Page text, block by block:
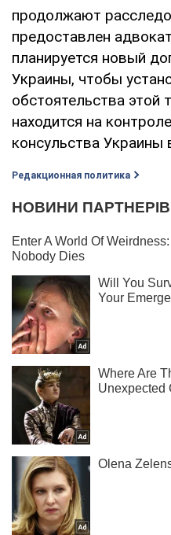
продолжают
предоставлен
планируется новый
Украины, чтобы
обстоятельства этой
находится на
консульства Украины
Редакционная политика